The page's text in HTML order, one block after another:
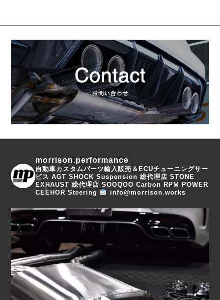
morrison.performance
自動車カスタムパーツ輸入販売＆ECUチューニングサー
ビス AGT SHOCK Suspension 総代理店 STONE
EXHAUST 総代理店 SOOQOO Carbon RPM POWER
CEEHOR Steering
info@morrison.works